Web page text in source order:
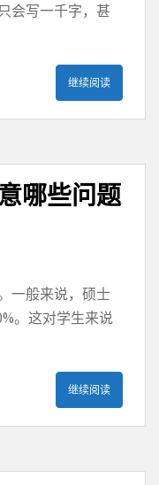
会写一千字，甚
继续阅读
哪些问题
一般来说，硕士
。这对学生来说
继续阅读